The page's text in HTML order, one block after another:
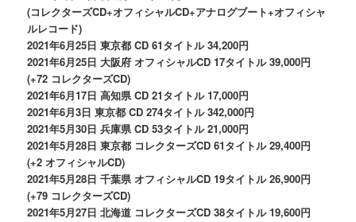
(コレクターズCD+オフィシャルCD+アナログブート+オフィシャ
ルレコード)
2021年6月25日 東京都 CD 61タイトル 34,200円
2021年6月25日 大阪府 オフィシャルCD 17タイトル 39,000円
(+72 コレクターズCD)
2021年6月17日 高知県 CD 21タイトル 17,000円
2021年6月3日 東京都 CD 274タイトル 342,000円
2021年5月30日 兵庫県 CD 53タイトル 21,000円
2021年5月28日 東京都 コレクターズCD 61タイトル 29,400円
(+2 オフィシャルCD)
2021年5月28日 千葉県 オフィシャルCD 19タイトル 26,900円
(+79 コレクターズCD)
2021年5月27日 北海道 コレクターズCD 38タイトル 19,600円